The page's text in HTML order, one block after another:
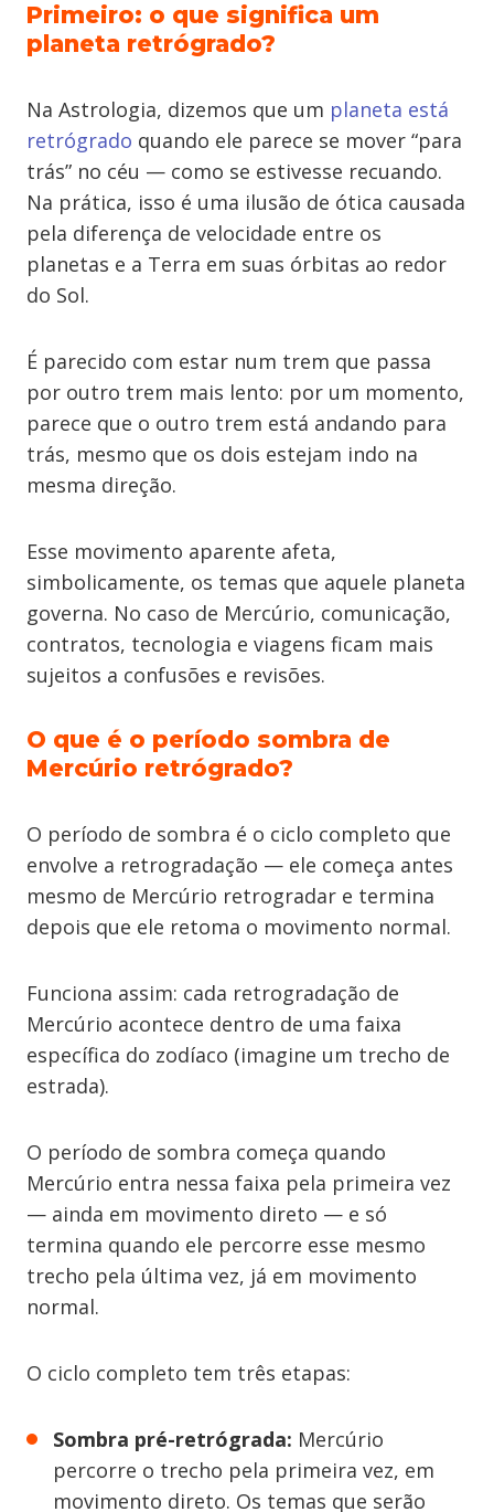
Primeiro: o que significa um
planeta retrógrado?
Na Astrologia, dizemos que um planeta está
retrógrado quando ele parece se mover “para
trás” no céu — como se estivesse recuando.
Na prática, isso é uma ilusão de ótica causada
pela diferença de velocidade entre os
planetas e a Terra em suas órbitas ao redor
do Sol.
É parecido com estar num trem que passa
por outro trem mais lento: por um momento,
parece que o outro trem está andando para
trás, mesmo que os dois estejam indo na
mesma direção.
Esse movimento aparente afeta,
simbolicamente, os temas que aquele planeta
governa. No caso de Mercúrio, comunicação,
contratos, tecnologia e viagens ficam mais
sujeitos a confusões e revisões.
O que é o período sombra de
Mercúrio retrógrado?
O período de sombra é o ciclo completo que
envolve a retrogradação — ele começa antes
mesmo de Mercúrio retrogradar e termina
depois que ele retoma o movimento normal.
Funciona assim: cada retrogradação de
Mercúrio acontece dentro de uma faixa
específica do zodíaco (imagine um trecho de
estrada).
O período de sombra começa quando
Mercúrio entra nessa faixa pela primeira vez
— ainda em movimento direto — e só
termina quando ele percorre esse mesmo
trecho pela última vez, já em movimento
normal.
O ciclo completo tem três etapas:
Sombra pré-retrógrada: Mercúrio
percorre o trecho pela primeira vez, em
movimento direto. Os temas que serão